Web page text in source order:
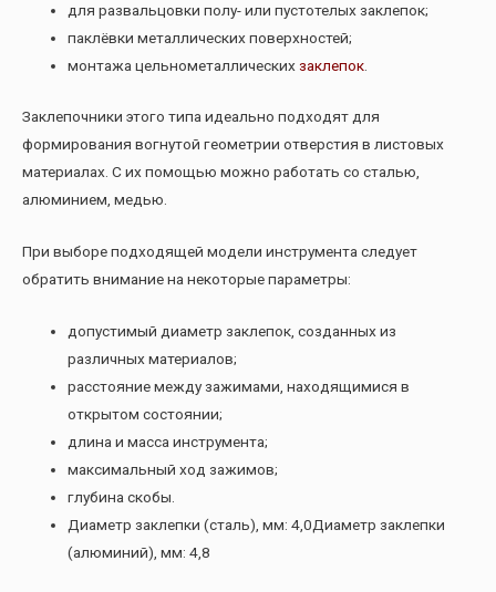
для развальцовки полу- или пустотелых заклепок;
паклëвки металлических поверхностей;
монтажа цельнометаллическихзаклепок.
Заклепочники этого типа идеально подходят для
формирования вогнутой геометрии отверстия в листовых
материалах. С их помощью можно работать со сталью,
алюминием, медью.
При выборе подходящей модели инструмента следует
обратить внимание на некоторые параметры:
допустимый диаметр заклепок, созданных из
различных материалов;
расстояние между зажимами, находящимися в
открытом состоянии;
длина и масса инструмента;
максимальный ход зажимов;
глубина скобы.
Диаметр заклепки (сталь), мм: 4,0Диаметр заклепки
(алюминий), мм: 4,8